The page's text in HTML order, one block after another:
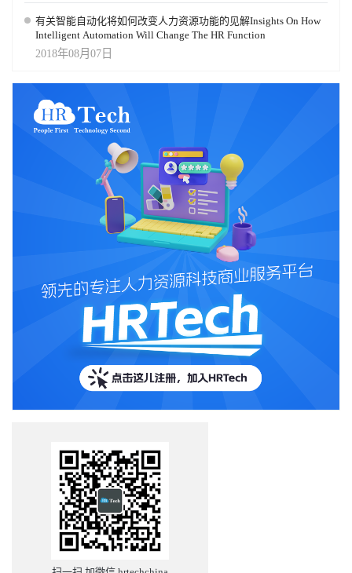
课程、解决复杂薪酬或内部政策问题的系统。Galileo如今能“为你构
建解决方案”，从“问题或想法”一步直达“验证过的解决方案”，就像
一辆“自动驾驶汽车”。 智能体将拥有记忆与个性 第二个重大变化
是：AI智能体开始“了解你是谁”。例如，Galileo现在可以记住你的身
中学习”，或“从业务本身学习”**，因此变得更具自主性、更个性
化，也更有价值。 想象一下：你是一位经理，面临产能不足的问
题。你问Galileo：“能帮我招聘一个新员工吗？”Galileo可能会回答：
“在我帮您开启招聘申请之前，能否请您说明这个职位要做什么？”然
后它可能继续问你部门的管理幅度（因为它掌握基准数据），并建
议道：“以您预算的薪资水平，寻找内部候选人可能更合适。是否希
望我帮您筛选具备相关技能的公司内部员工？” 一个月后，当你再次
向Galileo求助时，它可能会说：“上次您新招的那位员工似乎上手速
度较慢。我们是否该为团队制定一个新的培训计划，再考虑增员？”
看出差别了吗？当所有这些“助力方向盘式”的AI工具逐渐协同工作
时，下一步就是让AI真正“接管整辆车的驾驶”——帮助企业整体运
作，而非只处理单点事务。Bersin预测：这类系统将在2026年大量落
们几乎发现了一个共同点：他们新培养的最关键能力，是数据管
理、数据标注与数据治理。 我们在构建Galileo的过程中也得到了相
同的教训：如果数据不准确、不及时、未正确标注，AI的输出就会
失真。AI本身并不“理解”这些文字或数字的意义，它只是通过概率
与向量计算来生成答案。因此，哪怕最微小的数据错误，都可能导
致高比例的错误结论。（可参考我关于“45%的新闻查询结果有误”的
播客内容。） 这也是为什么像IBM、沃尔玛、BMS这样的公司最终
策内容，监测全球数千个地区的法规变动，以提醒潜在风险。可以
预见，所有公司都将踏上这一学习曲线。 智能体将与智能体对话 更
令人兴奋的是：AI智能体之间的“互联互通”即将实现。我们称之为
Agent-to-Agent（A2A）通信，或多代理通信协议（MCP）。虽然这
些协议仍在早期阶段，但企业界已在积极探索。 不过我也要提醒一
句：别急着采购五十个不同的AI代理。如果这些代理不能互相协
作，它们的实际价值会大打折扣。许多客户现在签合同时只签一
有关智能自动化将如何改变人力资源功能的见解Insights On How
Intelligent Automation Will Change The HR Function
2018年08月07日